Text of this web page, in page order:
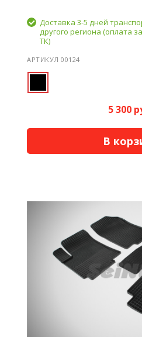
Доставка 3-5 дней
другого региона (оплата
ТК)
АРТИКУЛ 00124
5 300
В